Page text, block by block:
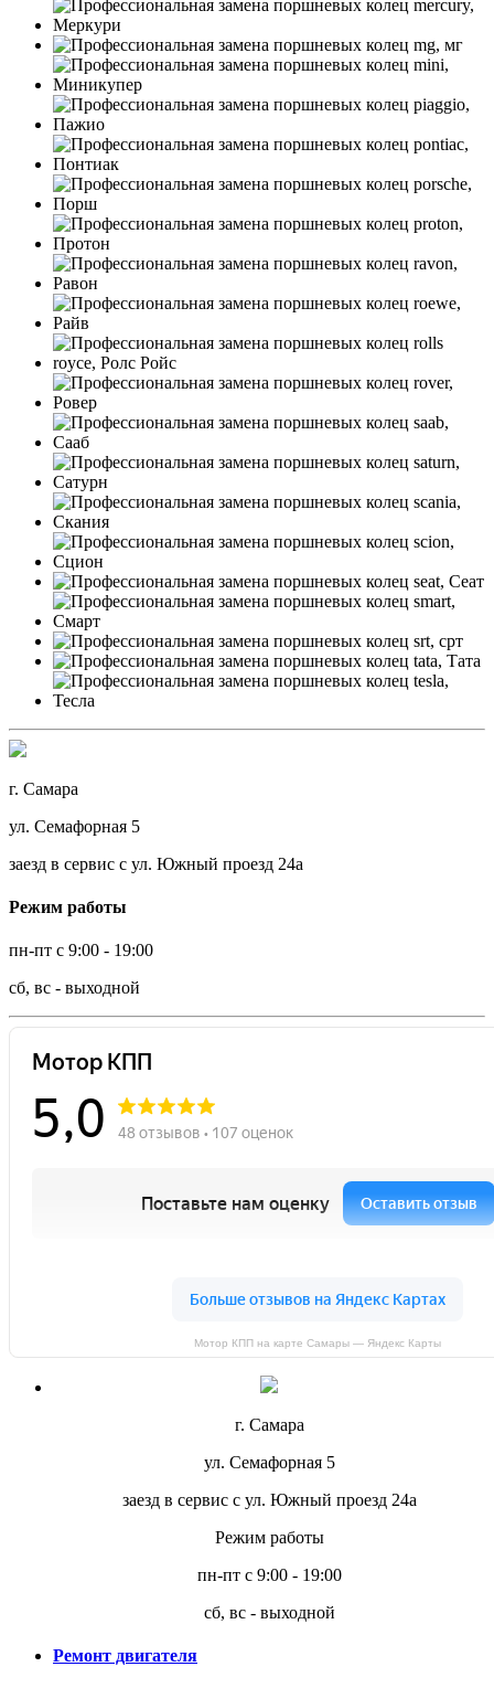
г. Самара
ул. Семафорная 5
заезд в сервис с ул. Южный проезд 24а
Режим работы
пн-пт с 9:00 - 19:00
сб, вс - выходной
Мотор КПП на карте Самары — Яндекс Карты
г. Самара
ул. Семафорная 5
заезд в сервис с ул. Южный проезд 24а
Режим работы
пн-пт с 9:00 - 19:00
сб, вс - выходной
Ремонт двигателя